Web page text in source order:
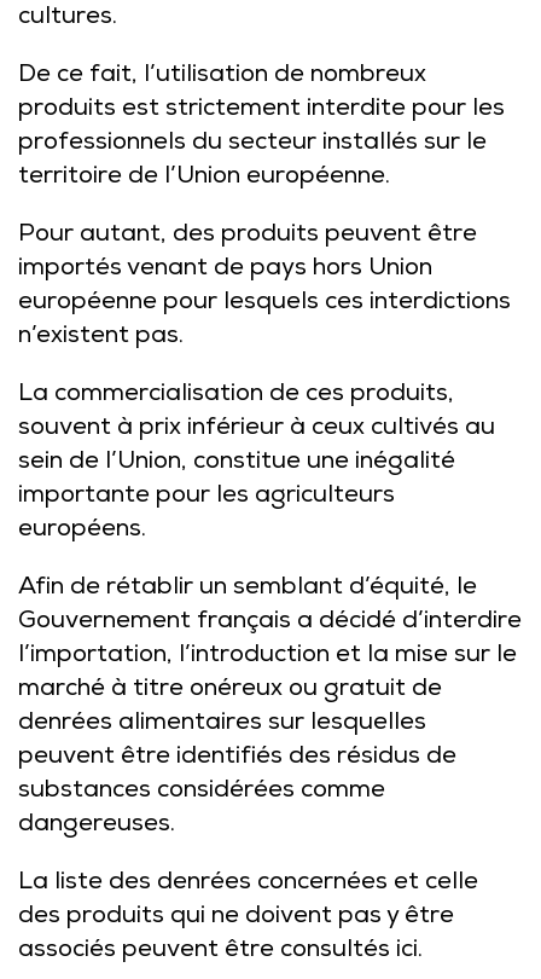
cultures.
De ce fait, l’utilisation de nombreux
produits est strictement interdite pour les
professionnels du secteur installés sur le
territoire de l’Union européenne.
Pour autant, des produits peuvent être
importés venant de pays hors Union
européenne pour lesquels ces interdictions
n’existent pas.
La commercialisation de ces produits,
souvent à prix inférieur à ceux cultivés au
sein de l’Union, constitue une inégalité
importante pour les agriculteurs
européens.
Afin de rétablir un semblant d’équité, le
Gouvernement français a décidé d’interdire
l’importation, l’introduction et la mise sur le
marché à titre onéreux ou gratuit de
denrées alimentaires sur lesquelles
peuvent être identifiés des résidus de
substances considérées comme
dangereuses.
La liste des denrées concernées et celle
des produits qui ne doivent pas y être
associés peuvent être consultés ici.